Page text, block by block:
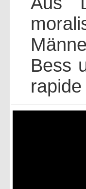
Bess